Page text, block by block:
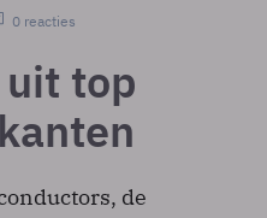
0 reacties
top
de